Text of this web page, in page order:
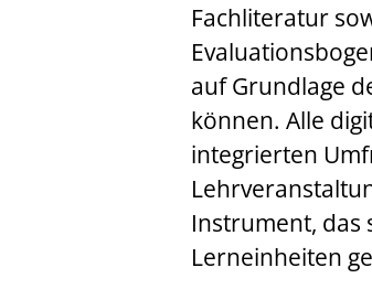
Fachliteratur
auf Grundlage
können. Alle
integrierten
Instrument, das
Lerneinheiten